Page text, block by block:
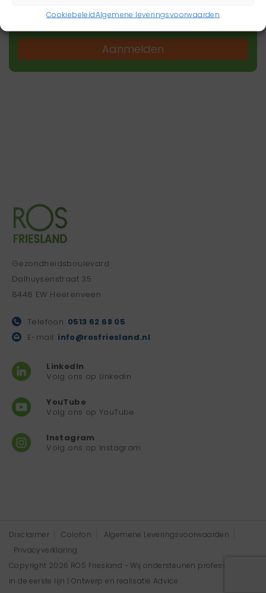
CookiebeleidAlgemene leveringsvoorwaarden
Aanmelden
Gezondheidsboulevard
Dalhuysenstraat 35
8448 EW Heerenveen
Telefoon: 0513 62 68 05
E-mail: info@rosfriesland.nl
LinkedIn
Volg ons op Linkedin
YouTube
Volg ons op YouTube
Instagram
Volg ons op Instagram
Disclaimer Colofon
Algemene Leveringsvoorwaarden
Privacyverklaring
Copyright 2026 ROS Friesland - Wij ondersteunen professionals
in de eerste lijn | Ontwerp en realisatie Advice